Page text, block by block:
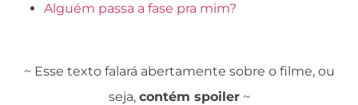
Alguém passa a fase pra mim?
~ Esse texto falará abertamente sobre o filme, ou
seja, contém spoiler~